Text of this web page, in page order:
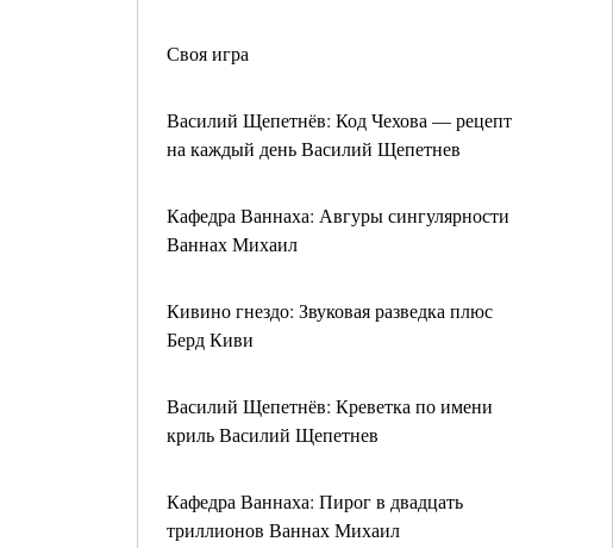
Своя игра
Василий Щепетнёв: Код Чехова — рецепт
на каждый день Василий Щепетнев
Кафедра Ваннаха: Авгуры сингулярности
Ваннах Михаил
Кивино гнездо: Звуковая разведка плюс
Берд Киви
Василий Щепетнёв: Креветка по имени
криль Василий Щепетнев
Кафедра Ваннаха: Пирог в двадцать
триллионов Ваннах Михаил